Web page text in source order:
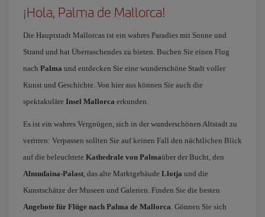
¡Hola, Palma de Mallorca!
Die Hauptstadt Mallorcas ist ein wahres Paradies mit Sonne und
Strand und hat Überraschendes zu bieten. Buchen Sie einen Flug
nach Palma und entdecken Sie eine wunderschöne Stadt voller
Kunst und Geschichte. Von hier aus können Sie auch die
spektakuläre Insel Mallorca erkunden.
Es ist ein wahres Vergnügen, sich in der wunderschönen Altstadt zu
verirren: Verpassen sollten Sie auf keinen Fall den nächtlichen Blick
auf die beleuchtete Kathedrale von Palmaüber der Bucht, den
Almudaina-Palast, das alte Marktgebäude Llotja und die
Kunstschätze der Museen und Galerien. Finden Sie die besten
Angebote für Flüge nach Palma de Mallorca. Gönnen Sie sich